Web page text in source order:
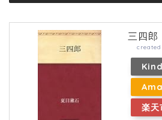
三四郎
楽天